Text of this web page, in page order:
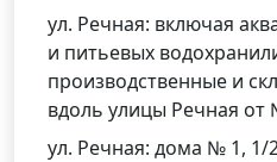
ул. Речная: включая
и питьевых
производственные и
вдоль улицы Речная
ул. Речная: дома № 1, 1/